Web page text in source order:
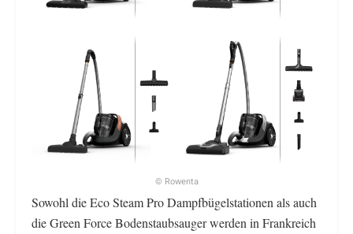
© Rowenta
Sowohl die Eco Steam Pro Dampfbügelstationen als auch
die Green Force Bodenstaubsauger werden in Frankreich